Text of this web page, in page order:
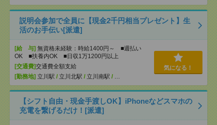
説明会参加で全員に【現金2千円相当プレゼント】生
活のお手伝い[派遣]
[給 与] 無資格未経験：時給1400円～ ■週払い
OK ■扶養内OK ■日収1万1200円以上
[交通費]交通費全額支給
[勤務地] 立川駅 / 立川北駅 / 立川南駅 / …
気になる！
【シフト自由・現金手渡しOK】iPhoneなどスマホの
充電を繋げるだけ！[派遣]